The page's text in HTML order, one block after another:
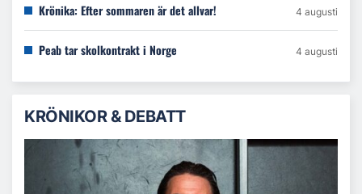
Krönika: Efter sommaren är det allvar! 4 augusti
Peab tar skolkontrakt i Norge 4 augusti
KRÖNIKOR & DEBATT